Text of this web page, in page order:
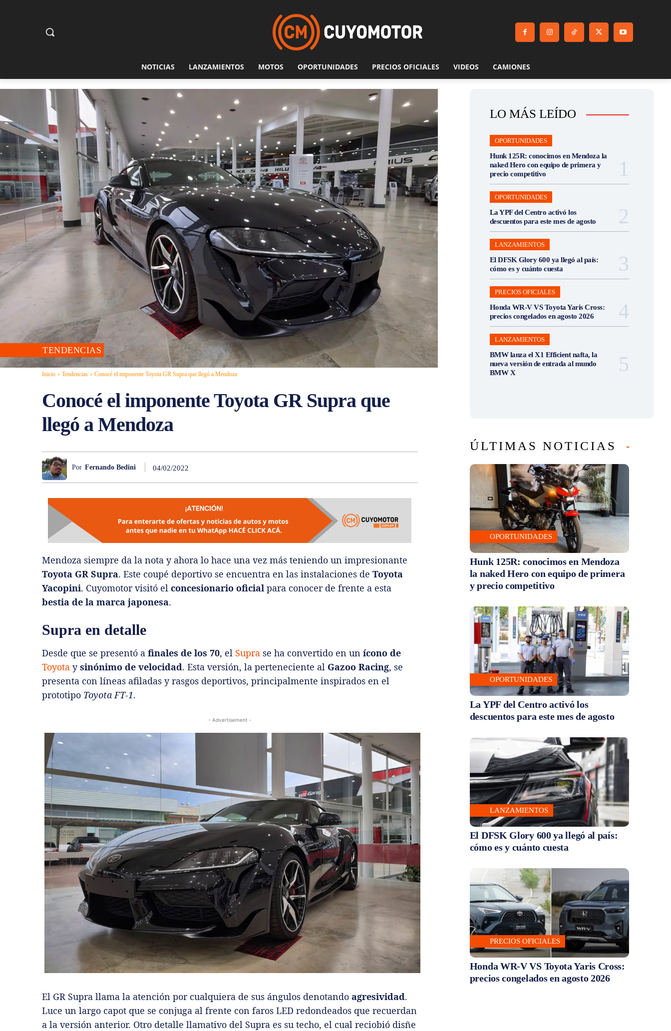
NOTICIAS LANZAMIENTOS MOTOS OPORTUNIDADES PRECIOS OFICIALES VIDEOS CAMIONES
TENDENCIAS
Inicio Tendencias Conocé el imponente Toyota GR Supra que llegó a Mendoza
Conocé el imponente Toyota GR Supra que
llegó a Mendoza
Por Fernando Bedini 04/02/2022
Mendoza siempre da la nota y ahora lo hace una vez más teniendo un impresionante
Toyota GR Supra. Este coupé deportivo se encuentra en las instalaciones de Toyota
Yacopini. Cuyomotor visitó el concesionario oficial para conocer de frente a esta
bestia de la marca japonesa.
Supra en detalle
Desde que se presentó a finales de los 70, el Supra se ha convertido en un ícono de
Toyota ysinónimo de velocidad. Esta versión, la perteneciente al Gazoo Racing, se
presenta con líneas afiladas y rasgos deportivos, principalmente inspirados en el
prototipo Toyota FT-1.
- Advertisement -
El GR Supra llama la atención por cualquiera de sus ángulos denotando agresividad.
Luce un largo capot que se conjuga al frente con faros LED redondeados que recuerdan
a la versión anterior. Otro detalle llamativo del Supra es su techo, el cual reciobió disñe
LO MÁS LEÍDO
OPORTUNIDADES
Hunk 125R: conocimos en Mendoza la
naked Hero con equipo de primera y
precio competitivo
OPORTUNIDADES
La YPF del Centro activó los
descuentos para este mes de agosto
LANZAMIENTOS
El DFSK Glory 600 ya llegó al país:
cómo es y cuánto cuesta
PRECIOS OFICIALES
Honda WR-V VS Toyota Yaris Cross:
precios congelados en agosto 2026
LANZAMIENTOS
BMW lanza el X1 Efficient nafta, la
nueva versión de entrada al mundo
BMW X
ÚLTIMAS NOTICIAS
OPORTUNIDADES
Hunk 125R: conocimos en Mendoza
la naked Hero con equipo de primera
y precio competitivo
OPORTUNIDADES
La YPF del Centro activó los
descuentos para este mes de agosto
LANZAMIENTOS
El DFSK Glory 600 ya llegó al país:
cómo es y cuánto cuesta
PRECIOS OFICIALES
Honda WR-V VS Toyota Yaris Cross:
precios congelados en agosto 2026